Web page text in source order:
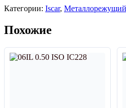
Категории: Iscar,
Похожие